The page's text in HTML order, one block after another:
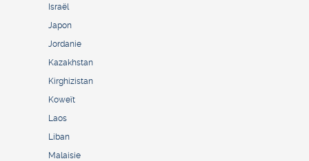
Israël
Japon
Jordanie
Kazakhstan
Kirghizistan
Koweït
Laos
Liban
Malaisie